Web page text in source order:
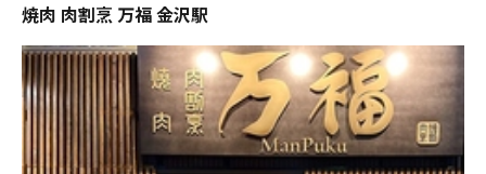
焼肉 肉割烹 万福 金沢駅